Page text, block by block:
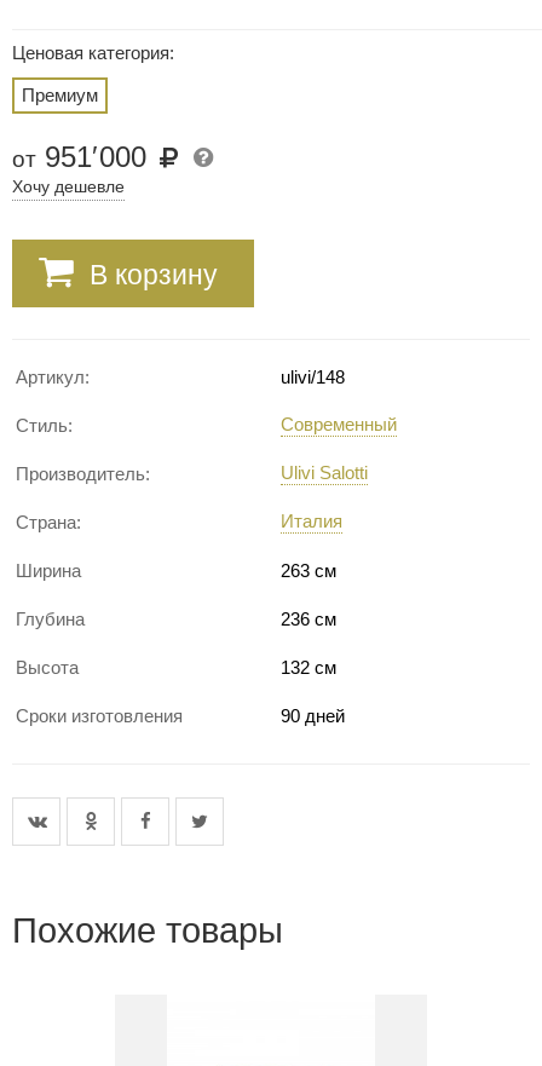
Ценовая категория:
Премиум
от 951′000
Хочу дешевле
В корзину
Артикул: ulivi/148
Стиль: Современный
Производитель: Ulivi Salotti
Страна: Италия
Ширина 263 см
Глубина 236 см
Высота 132 см
Сроки изготовления 90 дней
Похожие товары